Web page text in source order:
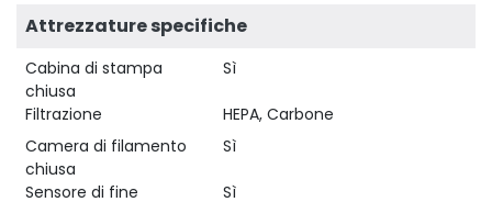
Attrezzature specifiche
Cabina di stampa
chiusa
Sì
Filtrazione
HEPA, Carbone
Camera di filamento
chiusa
Sì
Sensore di fine
Sì